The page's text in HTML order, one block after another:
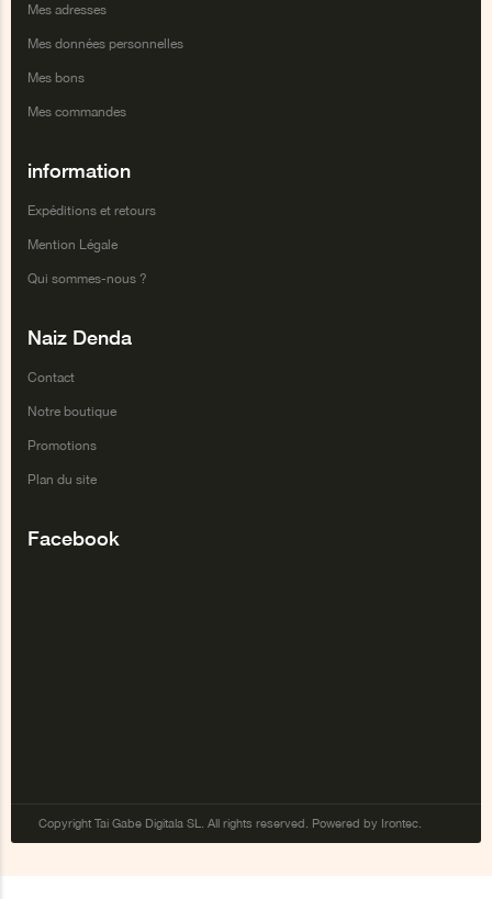
Mes adresses
Mes données personnelles
Mes bons
Mes commandes
information
Expéditions et retours
Mention Légale
Qui sommes-nous ?
Naiz Denda
Contact
Notre boutique
Promotions
Plan du site
Facebook
Copyright Tai Gabe Digitala SL. All rights reserved. Powered by Irontec.